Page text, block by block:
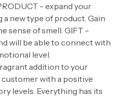
- expand your
new type of product. Gain
sense of smell. GIFT -
will be able to connect with
level.
addition to your
with a positive
levels. Everything has its